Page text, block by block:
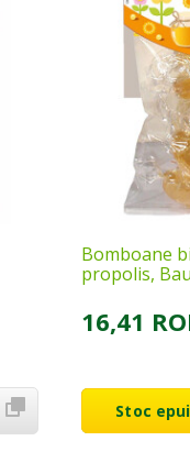
Bomboane
propolis,
16,41
Stoc